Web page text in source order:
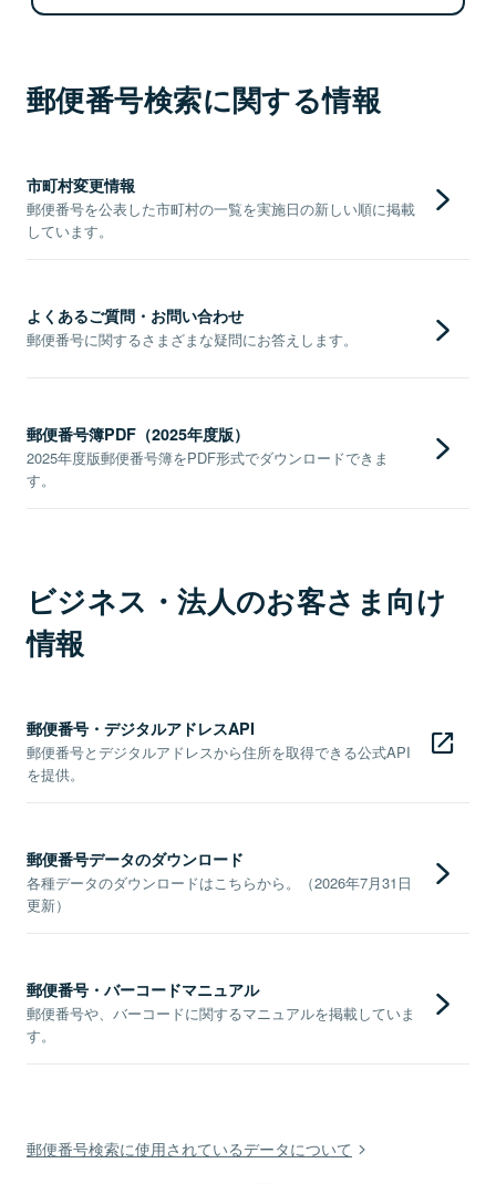
郵便番号検索に関する情報
市町村変更情報
郵便番号を公表した市町村の一覧を実施日の新しい順に掲載
しています。
よくあるご質問・お問い合わせ
郵便番号に関するさまざまな疑問にお答えします。
郵便番号簿PDF（2025年度版）
2025年度版郵便番号簿をPDF形式でダウンロードできま
す。
ビジネス・法人のお客さま向け
情報
郵便番号・デジタルアドレスAPI
郵便番号とデジタルアドレスから住所を取得できる公式API
を提供。
郵便番号データのダウンロード
各種データのダウンロードはこちらから。（2026年7月31日
更新）
郵便番号・バーコードマニュアル
郵便番号や、バーコードに関するマニュアルを掲載していま
す。
郵便番号検索に使用されているデータについて